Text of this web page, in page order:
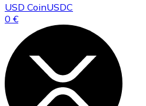
USD CoinUSDC
0 €